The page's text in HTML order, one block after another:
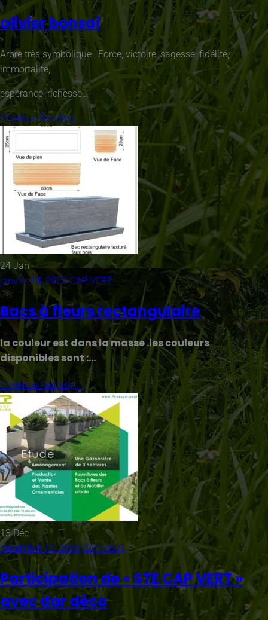
olivier bonsai
Arbre très symbolique ; Force, victoire, sagesse, fidélité,
immortalité,
espérance, richesse…
Continue Reading...
24 Jan
janvier 24, 2023 CAP VERT
Bacs à fleurs rectangulaire
la couleur est dans la masse .les couleurs
disponibles sont :…
Continue Reading...
13 Déc
décembre 13, 2019 CAP VERT
Participation de « STE CAP VERT »
avec dar déco